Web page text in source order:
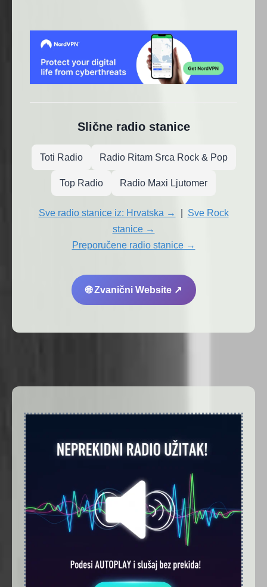
Slične radio stanice
Toti Radio Radio Ritam Srca Rock & Pop
Top Radio Radio Maxi Ljutomer
Sve radio stanice iz: Hrvatska →
Sve Rock
stanice →
Preporučene radio stanice →
🌐 Zvanični Website ↗